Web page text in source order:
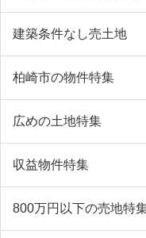
建築条件なし売土地
柏崎市の物件特集
広めの土地特集
収益物件特集
800万円以下の売地特